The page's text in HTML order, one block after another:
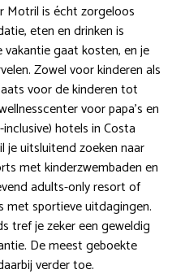
Motril is écht zorgeloos
eten en drinken is
gaat kosten, en je
Zowel voor kinderen als
voor de kinderen tot
voor papa’s en
hotels in Costa
je uitsluitend zoeken naar
met kinderzwembaden en
adults-only resort of
met sportieve uitdagingen.
tref je zeker een geweldig
De meest geboekte
verder toe.